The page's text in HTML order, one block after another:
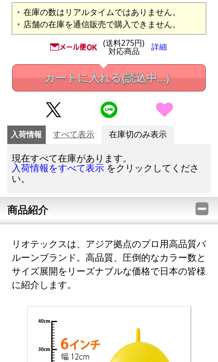
在庫の数はリアルタイムではありません。
店舗の在庫を通信販売で購入できません。
(送料275円)
対応商品 詳細
カートに入れる(読込中...)
入荷情報 すべて表示 在庫切のみ表示
現在すべて在庫があります。
入荷情報をすべて表示 をクリックしてくださ
い。
商品紹介
リオテックスは、アジア拠点のプロ用高品質バ
ルーンブランド。高品質、圧倒的なカラー数と
サイズ展開をリーズナブルな価格で日本の皆様
に紹介します。